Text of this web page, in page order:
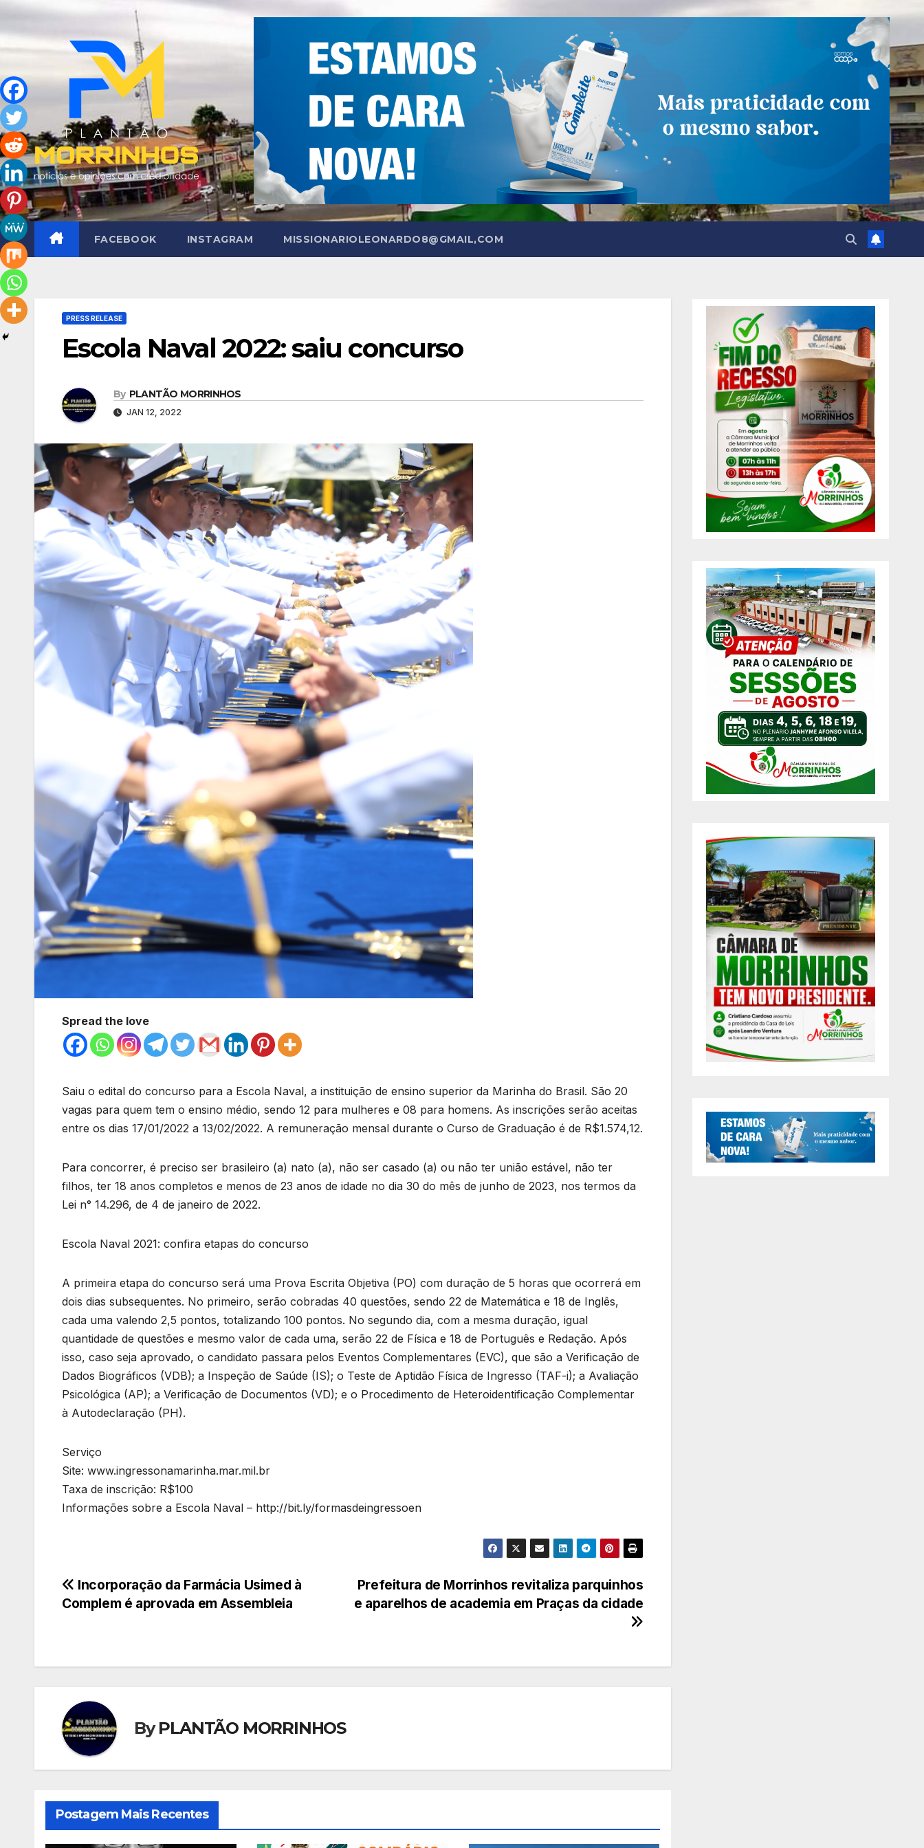
Skip
to
content
FACEBOOK INSTAGRAM MISSIONARIOLEONARDO8@GMAIL,COM
PRESS RELEASE
Escola Naval 2022: saiu concurso
By PLANTÃO MORRINHOS
JAN 12, 2022
Spread the love
Saiu o edital do concurso para a Escola Naval, a instituição de ensino superior da Marinha do Brasil. São 20
vagas para quem tem o ensino médio, sendo 12 para mulheres e 08 para homens. As inscrições serão aceitas
entre os dias 17/01/2022 a 13/02/2022. A remuneração mensal durante o Curso de Graduação é de R$1.574,12.
Para concorrer, é preciso ser brasileiro (a) nato (a), não ser casado (a) ou não ter união estável, não ter
filhos, ter 18 anos completos e menos de 23 anos de idade no dia 30 do mês de junho de 2023, nos termos da
Lei n° 14.296, de 4 de janeiro de 2022.
Escola Naval 2021: confira etapas do concurso
A primeira etapa do concurso será uma Prova Escrita Objetiva (PO) com duração de 5 horas que ocorrerá em
dois dias subsequentes. No primeiro, serão cobradas 40 questões, sendo 22 de Matemática e 18 de Inglês,
cada uma valendo 2,5 pontos, totalizando 100 pontos. No segundo dia, com a mesma duração, igual
quantidade de questões e mesmo valor de cada uma, serão 22 de Física e 18 de Português e Redação. Após
isso, caso seja aprovado, o candidato passara pelos Eventos Complementares (EVC), que são a Verificação de
Dados Biográficos (VDB); a Inspeção de Saúde (IS); o Teste de Aptidão Física de Ingresso (TAF-i); a Avaliação
Psicológica (AP); a Verificação de Documentos (VD); e o Procedimento de Heteroidentificação Complementar
à Autodeclaração (PH).
Serviço
Site: www.ingressonamarinha.mar.mil.br
Taxa de inscrição: R$100
Informações sobre a Escola Naval – http://bit.ly/formasdeingressoen
Navegação
Prefeitura de Morrinhos revitaliza parquinhos
e aparelhos de academia em Praças da cidade
Incorporação da Farmácia Usimed à
Complem é aprovada em Assembleia
ByPLANTÃO MORRINHOS
Postagem Mais Recentes